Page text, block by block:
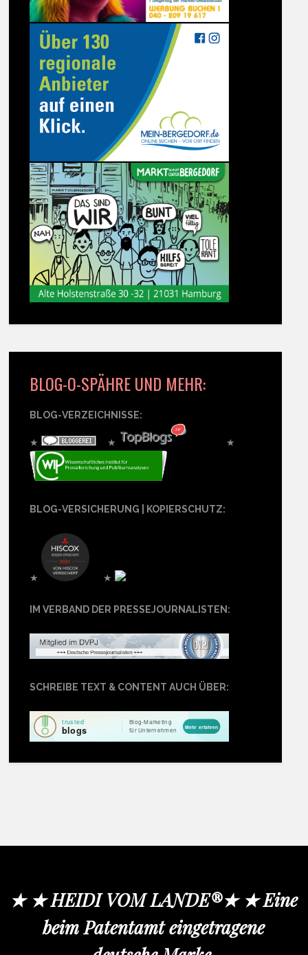
BLOG-O-SPÄHRE UND MEHR:
BLOG-VERZEICHNISSE:
★ ★ ★
BLOG-VERSICHERUNG | KOPIERSCHUTZ:
★ ★
IM VERBAND DER PRESSEJOURNALISTEN:
SCHREIBE TEXT & CONTENT AUCH ÜBER:
★ ★ HEIDI VOM LANDE®★ ★ Eine
beim Patentamt eingetragene